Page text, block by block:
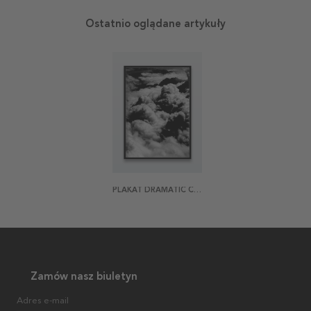
Ostatnio oglądane artykuły
PLAKAT DRAMATIC CLOUDS
Zamów nasz biuletyn
Adres e-mail